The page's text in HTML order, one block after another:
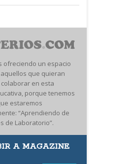
ofreciendo un espacio
que quieran
en esta
porque tenemos
estaremos
“Aprendiendo de
de Laboratorio”.
A MAGAZINE